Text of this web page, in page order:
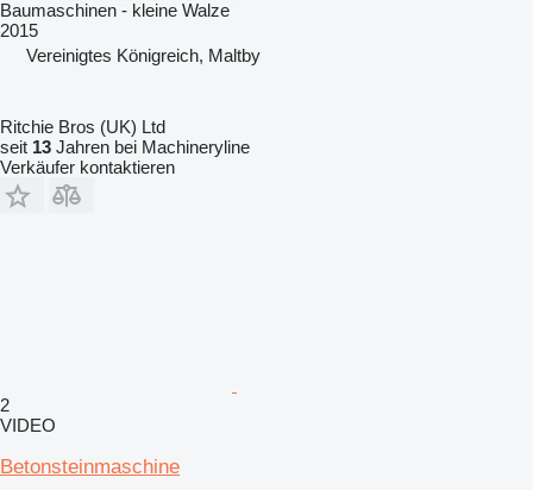
Baumaschinen - kleine Walze
2015
Vereinigtes Königreich, Maltby
Ritchie Bros (UK) Ltd
seit 13 Jahren bei Machineryline
Verkäufer kontaktieren
2
VIDEO
Betonsteinmaschine